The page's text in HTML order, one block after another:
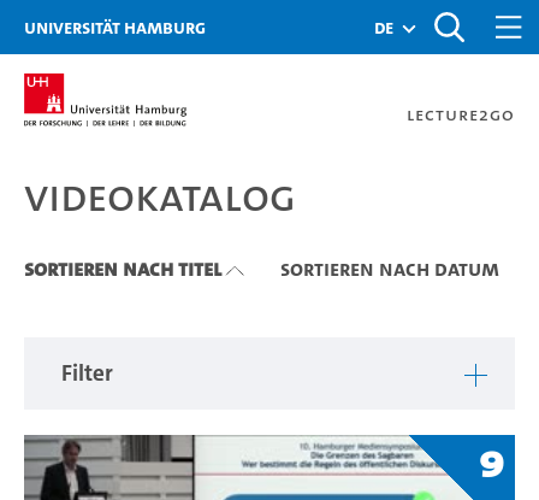
Zu den Filtern
Zur Metanavigation
Zur Hauptnavigation
Zur Suche
Zum Inhalt
Zum Seitenfuss
Universität Hamburg de
Lecture2Go
Videokatalog
Videokatalog
Sortieren nach Titel Sortieren nach Datum
Filter
9